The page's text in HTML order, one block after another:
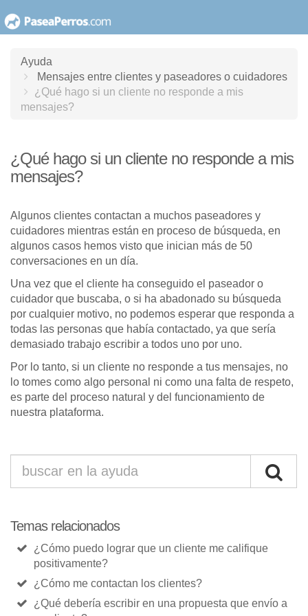
al
contenido
Ayuda
Mensajes entre clientes y paseadores o cuidadores
¿Qué hago si un cliente no responde a mis
mensajes?
¿Qué hago si un cliente no responde a mis
mensajes?
Algunos clientes contactan a muchos paseadores y
cuidadores mientras están en proceso de búsqueda, en
algunos casos hemos visto que inician más de 50
conversaciones en un día.
Una vez que el cliente ha conseguido el paseador o
cuidador que buscaba, o si ha abadonado su búsqueda
por cualquier motivo, no podemos esperar que responda a
todas las personas que había contactado, ya que sería
demasiado trabajo escribir a todos uno por uno.
Por lo tanto, si un cliente no responde a tus mensajes, no
lo tomes como algo personal ni como una falta de respeto,
es parte del proceso natural y del funcionamiento de
nuestra plataforma.
Temas relacionados
¿Cómo puedo lograr que un cliente me califique
positivamente?
¿Cómo me contactan los clientes?
¿Qué debería escribir en una propuesta que envío a